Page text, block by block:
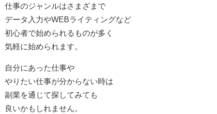
仕事のジャンルはさまざまで
データ入力やWEBライティングなど
初心者で始められるものが多く
気軽に始められます。
自分にあった仕事や
やりたい仕事が分からない時は
副業を通じて探してみても
良いかもしれません。